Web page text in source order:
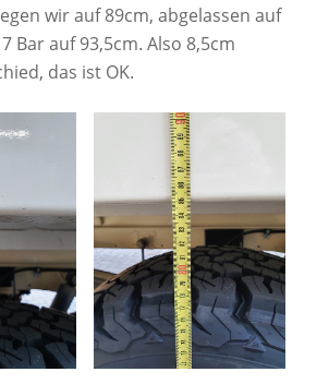
wir auf 89cm, abgelassen auf
Bar auf 93,5cm. Also 8,5cm
das ist OK.